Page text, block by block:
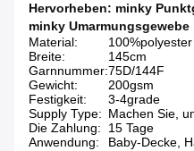
Hervorheben: minky
minky Umarmungsgewebe
Material:
100%polyester
Breite:
145cm
Garnnummer:75D/144F
Gewicht:
200gsm
Festigkeit:
3-4grade
Supply Type: Machen Sie,
Die Zahlung:
15 Tage
Anwendung:
Baby-Decke,